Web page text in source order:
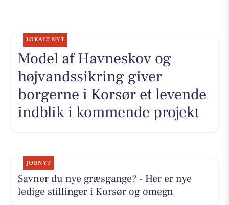
LOKALT NYT
Model af Havneskov og
højvandssikring giver
borgerne i Korsør et levende
indblik i kommende projekt
JOBNYT
Savner du nye græsgange? - Her er nye
ledige stillinger i Korsør og omegn